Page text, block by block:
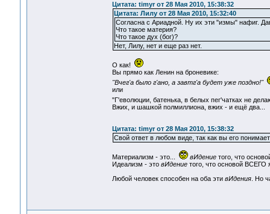
Цитата: timyr от 28 Мая 2010, 15:38:32
Цитата: Лилу от 28 Мая 2010, 15:32:40
Согласна с Ариадной. Ну их эти "измы" нафиг.
Что такое материя?
Что такое дух (бог)?
Нет, Лилу, нет и еще раз нет.
О как!
Вы прямо как Ленин на броневике:
"Вчег'а было г'ано, а завтг'а будет уже поздно!"
или
"Г'еволюции, батенька, в белых пег'чатках не
Вжих, и шашкой полмиллиона, вжих - и ещё два...
Цитата: timyr от 28 Мая 2010, 15:38:32
Свой ответ в любом виде, так как вы его
Материализм - это... вИдениетого, что
Идеализм - это вИдениетого, что основой ВСЕГО
Любой человек способен на оба эти вИдения. Но